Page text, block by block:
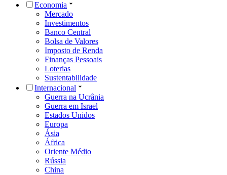
Economia
Mercado
Investimentos
Banco Central
Bolsa de Valores
Imposto de Renda
Finanças Pessoais
Loterias
Sustentabilidade
Internacional
Guerra na Ucrânia
Guerra em Israel
Estados Unidos
Europa
Ásia
África
Oriente Médio
Rússia
China